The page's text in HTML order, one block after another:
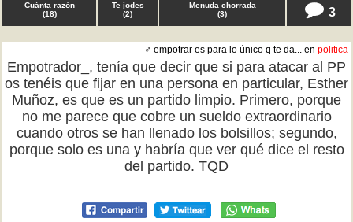
Cuánta razón
(18)
Te jodes
(2)
Menuda chorrada
(3) 3
♂ empotrar es para lo único q te da... en politica
Empotrador_, tenía que decir que si para atacar al PP
os tenéis que fijar en una persona en particular, Esther
Muñoz, es que es un partido limpio. Primero, porque
no me parece que cobre un sueldo extraordinario
cuando otros se han llenado los bolsillos; segundo,
porque solo es una y habría que ver qué dice el resto
del partido. TQD